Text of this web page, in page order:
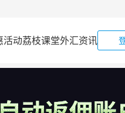
活动荔枝课堂外汇资讯